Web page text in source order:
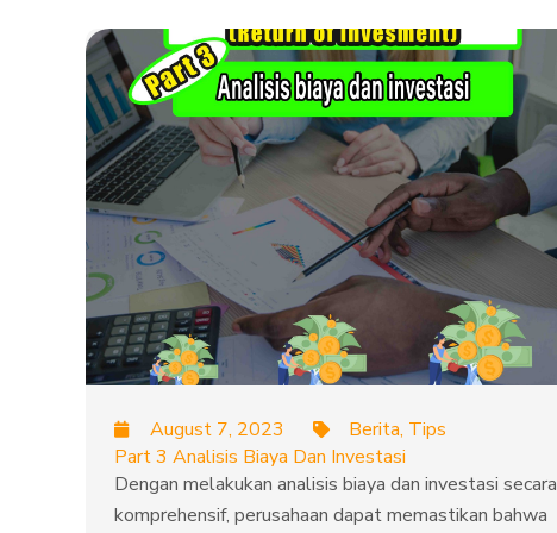
August 7, 2023 Berita, Tips
Part 3 Analisis Biaya Dan Investasi
Dengan melakukan analisis biaya dan investasi secara
komprehensif, perusahaan dapat memastikan bahwa